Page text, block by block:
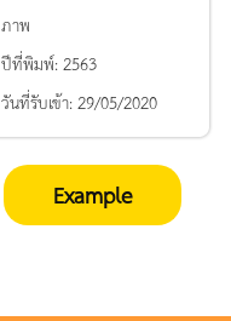
ภาพ
ปีที่พิมพ์:2563
วันที่รับเข้า:29/05/2020
Example